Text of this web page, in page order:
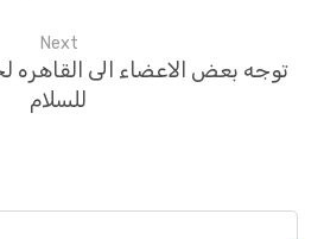
Next
توجه بعض الاعضاء الى القاهره
للسلام